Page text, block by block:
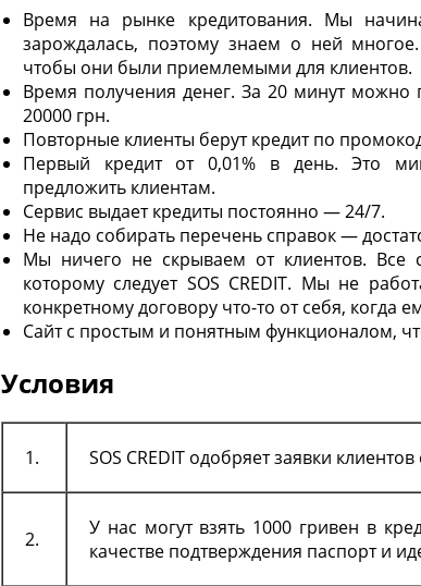
Время на рынке кредитования. Мы
зарождалась, поэтому знаем о ней многое.
чтобы они были приемлемыми для клиентов.
Время получения денег. За 20 минут можно
20000 грн.
Повторные клиенты берут кредит по
Первый кредит от 0,01% в день. Это
предложить клиентам.
Сервис выдает кредиты постоянно — 24/7.
Не надо собирать перечень справок —
Мы ничего не скрываем от клиентов. Все
которому следует SOS CREDIT. Мы не
конкретному договору что-то от себя, когда
Сайт с простым и понятным функционалом,
Условия
1. SOS CREDIT одобряет заявки клиентов
2. У нас могут взять 1000 гривен в
качестве подтверждения паспорт и